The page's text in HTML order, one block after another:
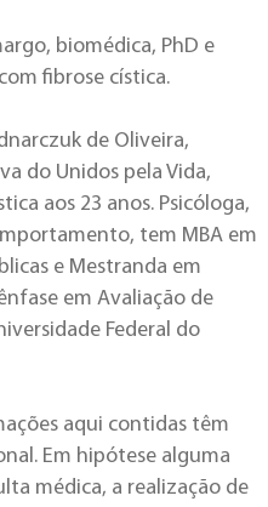
biomédica, PhD e
fibrose cística.
de Oliveira,
do Unidos pela Vida,
aos 23 anos. Psicóloga,
tem MBA em
e Mestranda em
em Avaliação de
Federal do
aqui contidas têm
Em hipótese alguma
médica, a realização de